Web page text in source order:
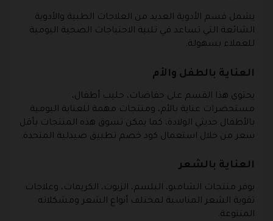
يشمل قسم الأدوية العديد من العلاجات الطبية والأدوية
الشائعة التي تساعد في تلبية الاحتياجات الصحية اليومية
للعملاء بسهولة.
العناية بالطفل والأم
يحتوي هذا القسم على حفاضات، حليب أطفال،
مستحضرات عناية بالأم، ومنتجات مهمة للعناية اليومية
بالأطفال حديثي الولادة، كما يمكن تسوق هذه المنتجات بأقل
سعر من خلال استعمال كود خصم تطبيق صيدلية المتحدة.
العناية بالشعر
يوفر منتجات الشامبو، البلسم، الزيوت، الكريمات، وعلاجات
تقوية الشعر المناسبة لمختلف أنواع الشعر ومشكلاته
المتنوعة.